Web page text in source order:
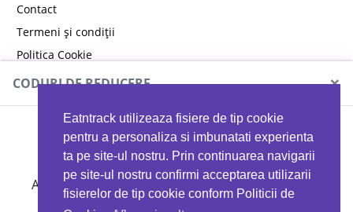
Eatntrack utilizeaza fisiere de tip cookie
pentru a personaliza si imbunatati experienta
ta pe site-ul nostru. Prin continuarea navigarii
pe site-ul nostru confirmi acceptarea utilizarii
fisierelor de tip cookie conform Politicii de
Contact
Termeni și condiții
Politica Cookie
Politica de confidențialitate
CODURI DE REDUCERE ×
MYPROTEIN
Ai 40%reducere la orice comandă folosind codul
EATTRACK